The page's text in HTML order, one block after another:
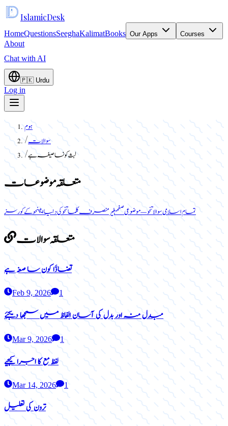
IslamicDesk
HomeQuestionsSeeghaKalimatBooks Our Apps Courses
About
Chat with AI
🇵🇰 Urdu
Log in
ہوم
/سوالات
/لبث کونسا صیغہ ہے
متعلقہ موضوعات
تمام اسلامی سوالاتنحو — موضوعی صفحہغیر منصرف کلماتنحو کی دنیا ایپنحو کے کورسز
متعلقہ سوالات
تضادَّا کون سا صغہ ہے
Feb 9, 2026 1
مبدل منہ اور بدل کی آسان الفاظ میں سمجھا دیجئے
Mar 9, 2026 1
لفظ مع کا اجرا کیجیے
Mar 14, 2026 1
ترون کی تعلیل